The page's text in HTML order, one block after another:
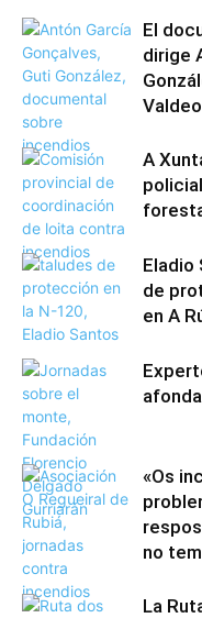
El
dirige
A
Eladio
de
en A
«Os
no
La